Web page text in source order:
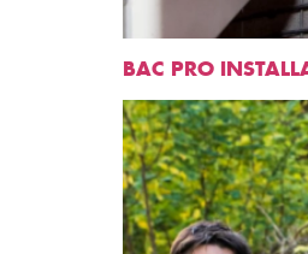
BAC PRO